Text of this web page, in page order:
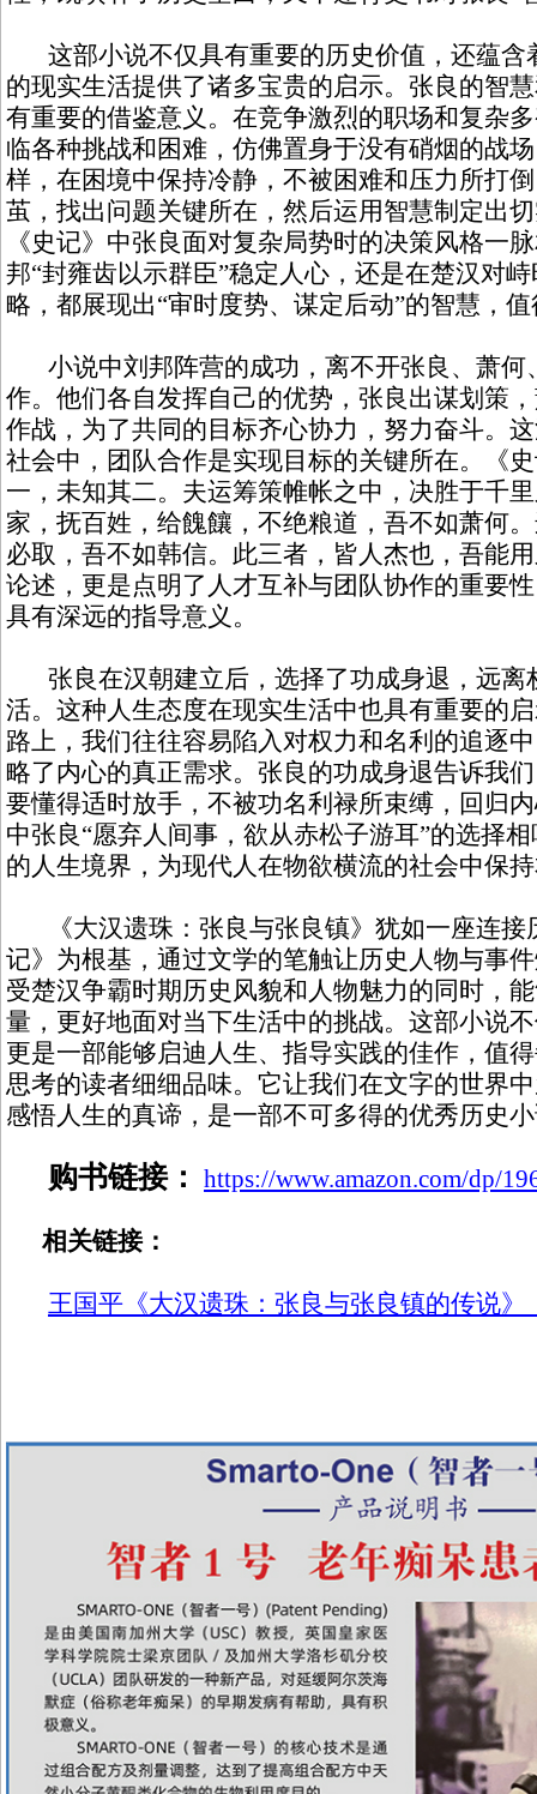
这部小说不仅具有重要的历史价值，还蕴含
的现实生活提供了诸多宝贵的启示。张良的智
有重要的借鉴意义。在竞争激烈的职场和复杂
临各种挑战和困难，仿佛置身于没有硝烟的战
样，在困境中保持冷静，不被困难和压力所打
茧，找出问题关键所在，然后运用智慧制定出
《史记》中张良面对复杂局势时的决策风格
邦“封雍齿以示群臣”稳定人心，还是在楚汉对
略，都展现出“审时度势、谋定后动”的智慧，
小说中刘邦阵营的成功，离不开张良、萧何
作。他们各自发挥自己的优势，张良出谋划策
作战，为了共同的目标齐心协力，努力奋斗。
社会中，团队合作是实现目标的关键所在。《
一，未知其二。夫运筹策帷帐之中，决胜于千
家，抚百姓，给餽饟，不绝粮道，吾不如萧何
必取，吾不如韩信。此三者，皆人杰也，吾能
论述，更是点明了人才互补与团队协作的重要
具有深远的指导意义。
张良在汉朝建立后，选择了功成身退，远离
活。这种人生态度在现实生活中也具有重要的
路上，我们往往容易陷入对权力和名利的追逐
略了内心的真正需求。张良的功成身退告诉我
要懂得适时放手，不被功名利禄所束缚，回归
中张良“愿弃人间事，欲从赤松子游耳”的选择
的人生境界，为现代人在物欲横流的社会中保
《大汉遗珠：张良与张良镇》犹如一座连接
记》为根基，通过文学的笔触让历史人物与事
受楚汉争霸时期历史风貌和人物魅力的同时，
量，更好地面对当下生活中的挑战。这部小说
更是一部能够启迪人生、指导实践的佳作，值
思考的读者细细品味。它让我们在文字的世界
感悟人生的真谛，是一部不可多得的优秀历史
购书链接： https://www.amazon.com/dp/
相关链接：
王国平《大汉遗珠：张良与张良镇的传说